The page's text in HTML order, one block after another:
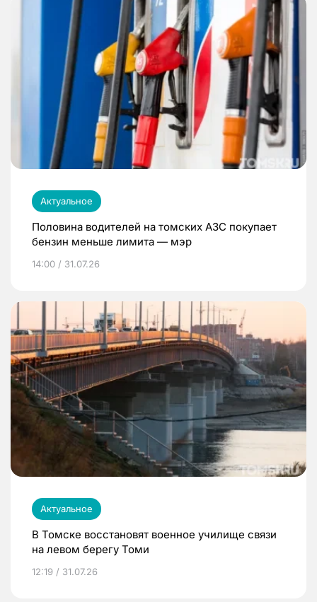
Актуальное
Половина водителей на томских АЗС покупает
бензин меньше лимита — мэр
14:00 / 31.07.26
Актуальное
В Томске восстановят военное училище связи
на левом берегу Томи
12:19 / 31.07.26